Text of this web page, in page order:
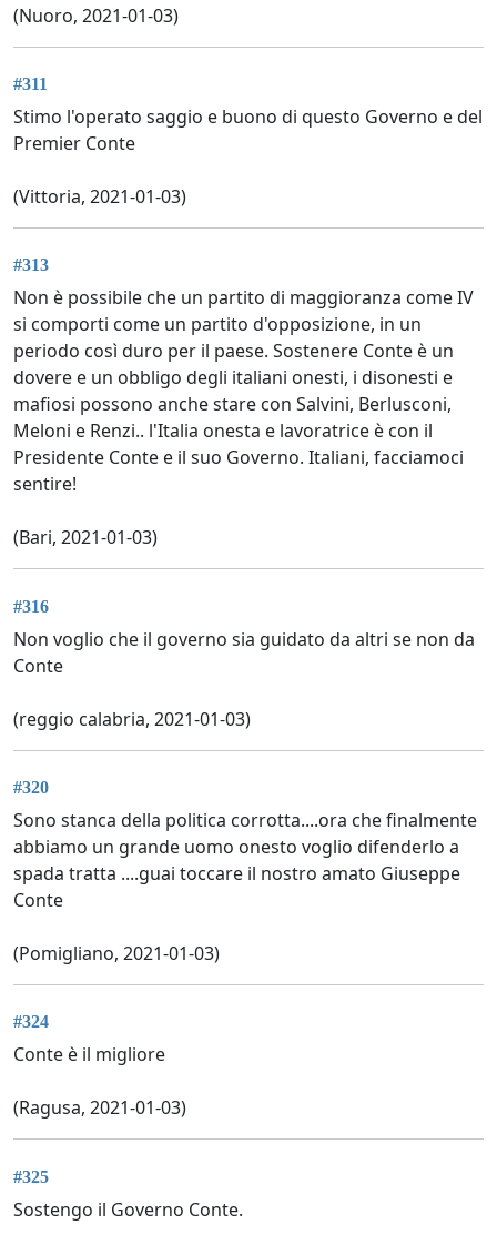
(Nuoro, 2021-01-03)
#311
Stimo l'operato saggio e buono di questo Governo e del
Premier Conte
(Vittoria, 2021-01-03)
#313
Non è possibile che un partito di maggioranza come IV
si comporti come un partito d'opposizione, in un
periodo così duro per il paese. Sostenere Conte è un
dovere e un obbligo degli italiani onesti, i disonesti e
mafiosi possono anche stare con Salvini, Berlusconi,
Meloni e Renzi.. l'Italia onesta e lavoratrice è con il
Presidente Conte e il suo Governo. Italiani, facciamoci
sentire!
(Bari, 2021-01-03)
#316
Non voglio che il governo sia guidato da altri se non da
Conte
(reggio calabria, 2021-01-03)
#320
Sono stanca della politica corrotta....ora che finalmente
abbiamo un grande uomo onesto voglio difenderlo a
spada tratta ....guai toccare il nostro amato Giuseppe
Conte
(Pomigliano, 2021-01-03)
#324
Conte è il migliore
(Ragusa, 2021-01-03)
#325
Sostengo il Governo Conte.